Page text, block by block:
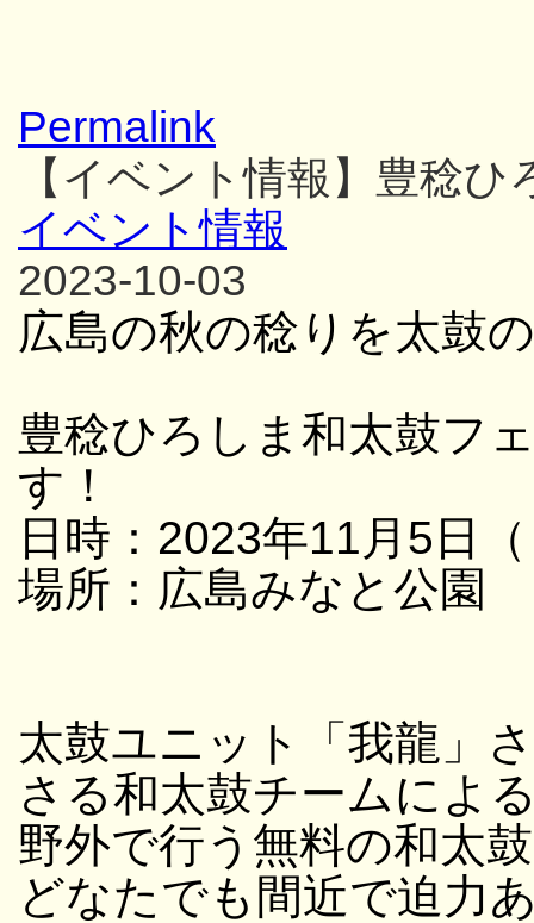
Permalink
【イベント情報】豊稔
イベント情報
2023-10-03
広島の秋の稔りを太鼓
豊稔ひろしま和太鼓フ
す！
日時：2023年11月5日
場所：広島みなと公園
太鼓ユニット「我龍」
さる和太鼓チームによ
野外で行う無料の和太
どなたでも間近で迫力